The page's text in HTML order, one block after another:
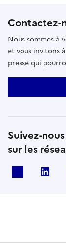
Contactez-
Nous sommes à
et vous invitons
presse qui
Suivez-nous
sur les